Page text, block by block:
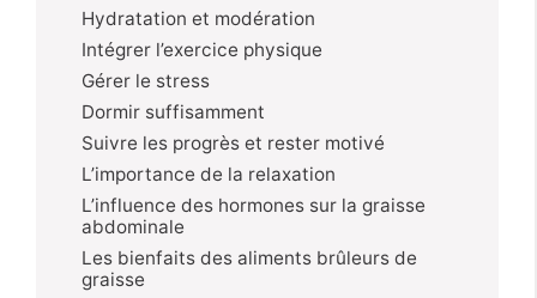
Hydratation et modération
Intégrer l’exercice physique
Gérer le stress
Dormir suffisamment
Suivre les progrès et rester motivé
L’importance de la relaxation
L’influence des hormones sur la graisse
abdominale
Les bienfaits des aliments brûleurs de
graisse